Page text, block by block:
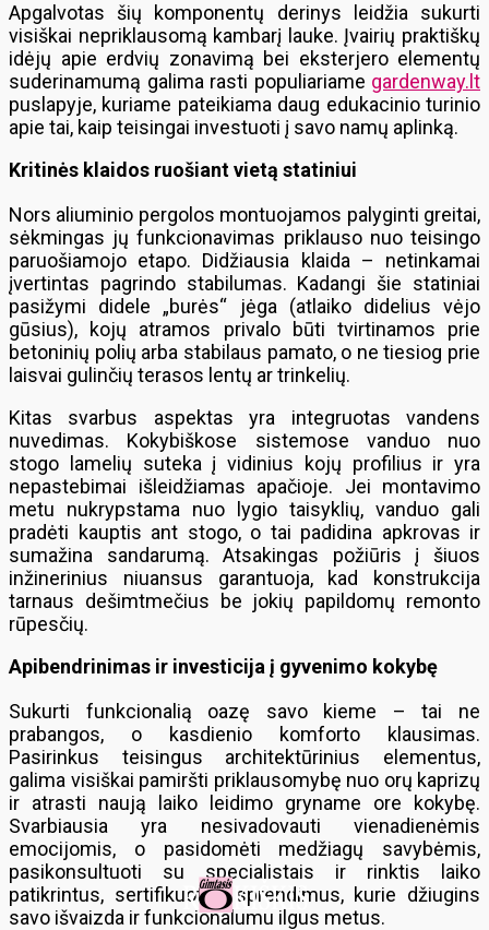
Apgalvotas šių komponentų derinys leidžia sukurti
visiškai nepriklausomą kambarį lauke. Įvairių praktiškų
idėjų apie erdvių zonavimą bei eksterjero elementų
suderinamumą galima rasti populiariame gardenway.lt
puslapyje, kuriame pateikiama daug edukacinio turinio
apie tai, kaip teisingai investuoti į savo namų aplinką.
Kritinės klaidos ruošiant vietą statiniui
Nors aliuminio pergolos montuojamos palyginti greitai,
sėkmingas jų funkcionavimas priklauso nuo teisingo
paruošiamojo etapo. Didžiausia klaida – netinkamai
įvertintas pagrindo stabilumas. Kadangi šie statiniai
pasižymi didele „burės“ jėga (atlaiko didelius vėjo
gūsius), kojų atramos privalo būti tvirtinamos prie
betoninių polių arba stabilaus pamato, o ne tiesiog prie
laisvai gulinčių terasos lentų ar trinkelių.
Kitas svarbus aspektas yra integruotas vandens
nuvedimas. Kokybiškose sistemose vanduo nuo
stogo lamelių suteka į vidinius kojų profilius ir yra
nepastebimai išleidžiamas apačioje. Jei montavimo
metu nukrypstama nuo lygio taisyklių, vanduo gali
pradėti kauptis ant stogo, o tai padidina apkrovas ir
sumažina sandarumą. Atsakingas požiūris į šiuos
inžinerinius niuansus garantuoja, kad konstrukcija
tarnaus dešimtmečius be jokių papildomų remonto
rūpesčių.
Apibendrinimas ir investicija į gyvenimo kokybę
Sukurti funkcionalią oazę savo kieme – tai ne
prabangos, o kasdienio komforto klausimas.
Pasirinkus teisingus architektūrinius elementus,
galima visiškai pamiršti priklausomybę nuo orų kaprizų
ir atrasti naują laiko leidimo gryname ore kokybę.
Svarbiausia yra nesivadovauti vienadienėmis
emocijomis, o pasidomėti medžiagų savybėmis,
pasikonsultuoti su specialistais ir rinktis laiko
patikrintus, sertifikuotus sprendimus, kurie džiugins
savo išvaizda ir funkcionalumu ilgus metus.